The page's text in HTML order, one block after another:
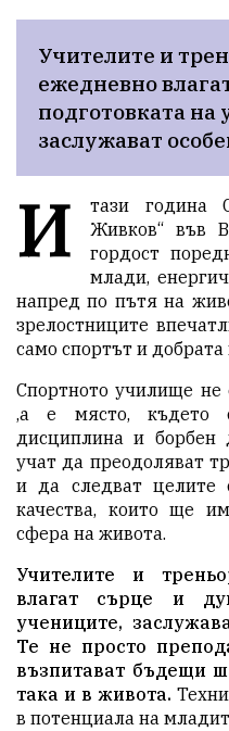
Учителите и
ежедневно
подготовката на
заслужават
И
тази година
Живков“ във
гордост
млади,
напред по пътя на
зрелостниците
само спортът и
Спортното училище не
,а е място, където
дисциплина и борбен
учат да преодоляват
и да следват целите
качества, които ще
сфера на живота.
Учителите и
влагат сърце и
учениците,
Те не просто
възпитават бъдещи
така и в живота.
в потенциала на